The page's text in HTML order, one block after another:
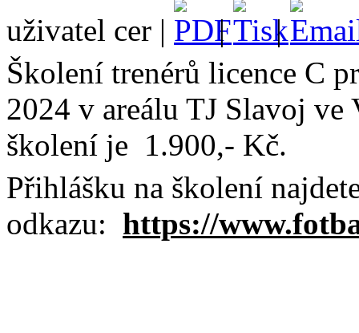
uživatel cer |
|
|
Školení trenérů licence C
2024 v areálu TJ Slavoj
školení je 1.900,- Kč.
Přihlášku na školení
odkazu: https://